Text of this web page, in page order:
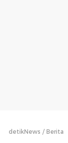
detikNews Berita